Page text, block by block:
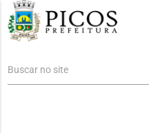
Buscar no site